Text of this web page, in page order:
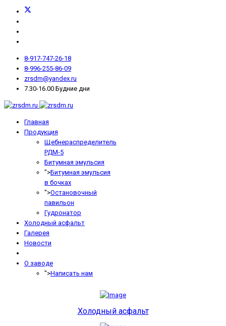
8-917-747-26-18
8-996-255-86-09
zrsdm@yandex.ru
7.30-16.00 Будние дни
Главная
Продукция
Щебнераспределитель
РДМ-5
Битумная эмульсия
">Битумная эмульсия
в бочках
">Остановочный
павильон
Гудронатор
Холодный асфальт
Галерея
Новости
О заводе
">Написать нам
Холодный асфальт